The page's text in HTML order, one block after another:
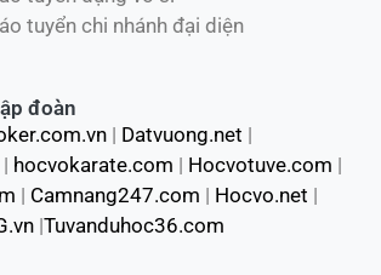
tuyển chi nhánh đại diện
đoàn
| Datvuong.net |
| hocvokarate.com | Hocvotuve.com |
| Camnang247.com | Hocvo.net |
|Tuvanduhoc36.com